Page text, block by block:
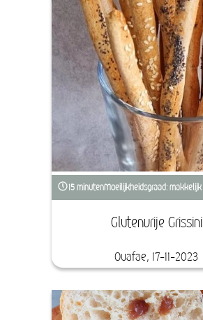
15 minutenMoeilijkheidsgraad: makkelijk
Glutenvrije Grissini
Ouafae, 17-11-2023